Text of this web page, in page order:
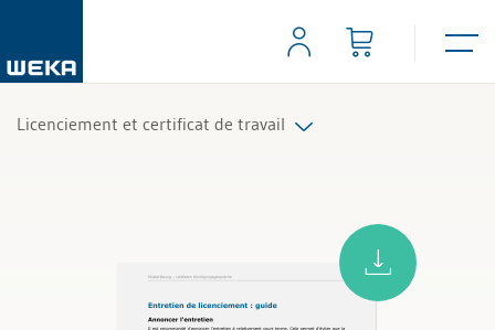
Licenciement et certificat de travail